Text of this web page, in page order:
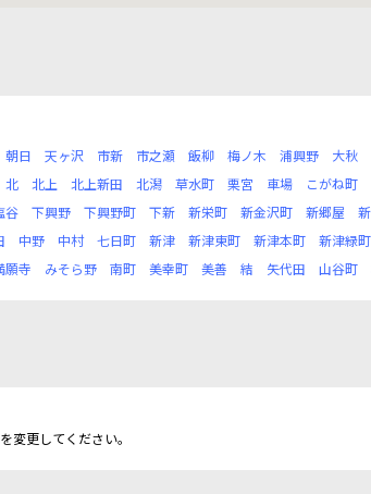
朝日 天ヶ沢 市新 市之瀬 飯柳 梅ノ木 浦興野 大秋
北 北上 北上新田 北潟 草水町 栗宮 車場 こがね町
谷 下興野 下興野町 下新 新栄町 新金沢町 新郷屋
中野 中村 七日町 新津 新津東町 新津本町 新津緑町
願寺 みそら野 南町 美幸町 美善 結 矢代田 山谷町
変更してください。